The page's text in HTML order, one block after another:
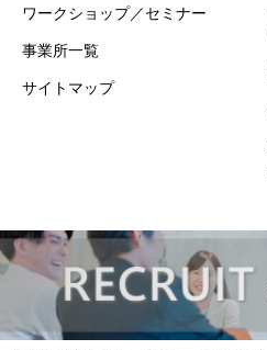
ワークショップ／セミナー
事業所一覧
サイトマップ